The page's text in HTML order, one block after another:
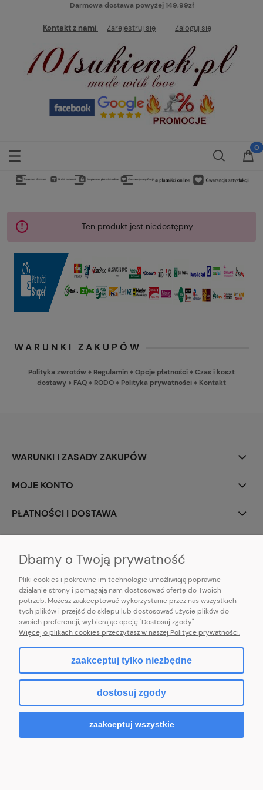
Darmowa dostawa powyżej 149,99zł
Kontakt z nami Zarejestruj się Zaloguj się
Ten produkt jest niedostępny.
WARUNKI ZAKUPÓW
Polityka zwrotów ♦ Regulamin♦Opcje płatności♦Czas i koszt
dostawy♦ FAQ♦ RODO♦ Polityka prywatności♦ Kontakt
WARUNKI I ZASADY ZAKUPÓW
MOJE KONTO
PŁATNOŚCI I DOSTAWA
E-mail:pl101sukienek@gmail.com
101sukienek.pl
ul. Piotrkowska 317/11, Łódź 93-035, woj. łódzkie
pokaż pełną wersję strony
Sklep internetowy Shoper.pl
Dbamy o Twoją prywatność
Pliki cookies i pokrewne im technologie umożliwiają poprawne
działanie strony i pomagają nam dostosować ofertę do Twoich
potrzeb. Możesz zaakceptować wykorzystanie przez nas wszystkich
tych plików i przejść do sklepu lub dostosować użycie plików do
swoich preferencji, wybierając opcję "Dostosuj zgody".
Więcej o plikach cookies przeczytasz w naszej Polityce prywatności.
zaakceptuj tylko niezbędne
dostosuj zgody
zaakceptuj wszystkie